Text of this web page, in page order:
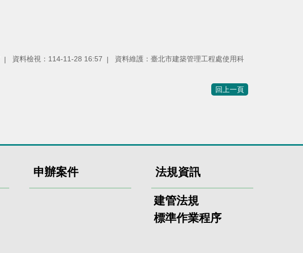
資料檢視：114-11-28 16:57 資料維護：臺北市建築管理工程處使用科
回上一頁
申辦案件 法規資訊
建管法規
標準作業程序